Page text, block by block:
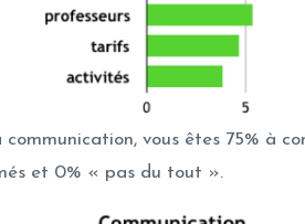
communication, vous êtes 75% à
et 0% « pas du tout ».